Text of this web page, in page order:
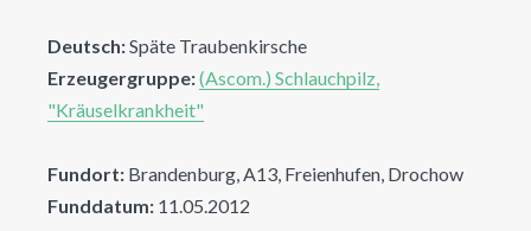
Deutsch:Späte Traubenkirsche
Erzeugergruppe:(Ascom.) Schlauchpilz,
"Kräuselkrankheit"
Fundort: Brandenburg, A13, Freienhufen, Drochow
Funddatum: 11.05.2012